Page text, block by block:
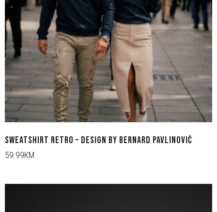
SWEATSHIRT RETRO – DESIGN BY BERNARD PAVLINOVIĆ
59.99KM